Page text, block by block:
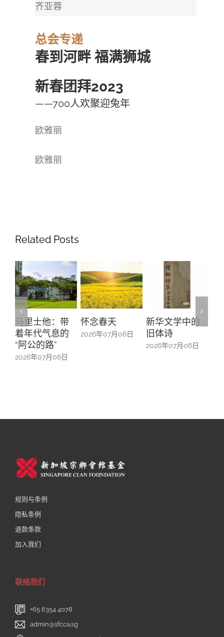
齐亚蓉
总会专递
春到河畔 福满狮城
新春团拜2023
——700人欢聚迎兔年
欧雅丽
欧雅丽
Related Posts
士他：带
代气息的
公的路”
年07月06日
怀念春天
2026年07月06日
新华文学中的
旧体诗
2026年07月06日
螺钿留
中的百
规则与条例
隐私条例
退款条款
加入我们
联络我们
+65 6354 4078
admin@sfcca.sg